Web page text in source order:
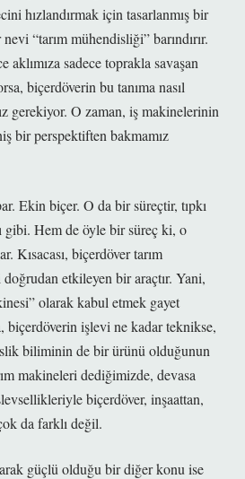
hızlandırmak için tasarlanmış bir
“tarım mühendisliği” barındırır.
aklımıza sadece toprakla savaşan
biçerdöverin bu tanıma nasıl
gerekiyor. O zaman, iş makinelerinin
bir perspektiften bakmamız
Ekin biçer. O da bir süreçtir, tıpkı
gibi. Hem de öyle bir süreç ki, o
Kısacası, biçerdöver tarım
etkileyen bir araçtır. Yani,
olarak kabul etmek gayet
biçerdöverin işlevi ne kadar teknikse,
biliminin de bir ürünü olduğunun
makineleri dediğimizde, devasa
biçerdöver, inşaattan,
da farklı değil.
güçlü olduğu bir diğer konu ise